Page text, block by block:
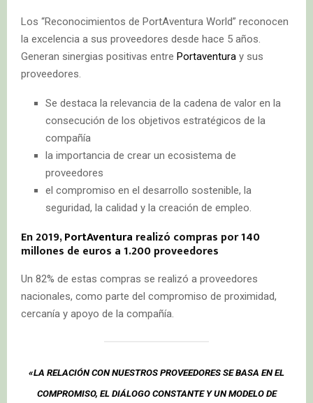
Los “Reconocimientos de PortAventura World” reconocen
la excelencia a sus proveedores desde hace 5 años.
Generan sinergias positivas entre Portaventura y sus
proveedores.
Se destaca la relevancia de la cadena de valor en la
consecución de los objetivos estratégicos de la
compañía
la importancia de crear un ecosistema de
proveedores
el compromiso en el desarrollo sostenible, la
seguridad, la calidad y la creación de empleo.
En 2019,PortAventura realizó compras por 140
millones de euros a 1.200 proveedores
Un 82% de estas compras se realizó a proveedores
nacionales, como parte del compromiso de proximidad,
cercanía y apoyo de la compañía.
«LA RELACIÓN CON NUESTROS PROVEEDORES SE BASA EN EL
COMPROMISO, EL DIÁLOGO CONSTANTE Y UN MODELO DE